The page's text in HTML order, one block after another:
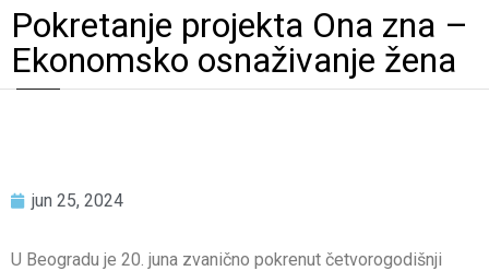
Pokretanje projekta Ona zna –
Ekonomsko osnaživanje žena
jun 25, 2024
U Beogradu je 20. juna zvanično pokrenut četvorogodišnji